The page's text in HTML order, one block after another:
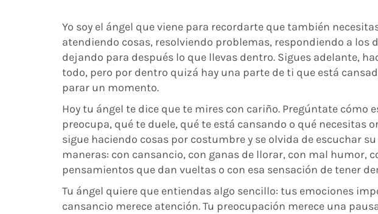
Yo soy el ángel que viene para recordarte que también
atendiendo cosas, resolviendo problemas, respondiendo a los
dejando para después lo que llevas dentro. Sigues adelante,
todo, pero por dentro quizá hay una parte de ti que está
parar un momento.
Hoy tu ángel te dice que te mires con cariño. Pregúntate cómo
preocupa, qué te duele, qué te está cansando o qué necesitas
sigue haciendo cosas por costumbre y se olvida de escuchar
maneras: con cansancio, con ganas de llorar, con mal humor,
pensamientos que dan vueltas o con esa sensación de tener
Tu ángel quiere que entiendas algo sencillo: tus emociones
cansancio merece atención. Tu preocupación merece una